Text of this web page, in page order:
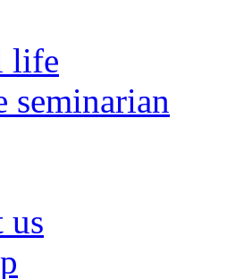
life
seminarian
us